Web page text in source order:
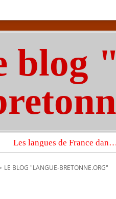
blog
Les langues de France dans un imposant ouvrage sur la langue française que publient les Presses universitaires d’Oxford
LE BLOG "LANGUE-BRETONNE.ORG"